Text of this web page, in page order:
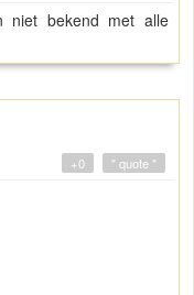
niet bekend met alle
" quote "
+0